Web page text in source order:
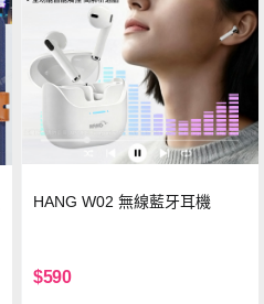
HANG W02 無線藍牙耳機
$590